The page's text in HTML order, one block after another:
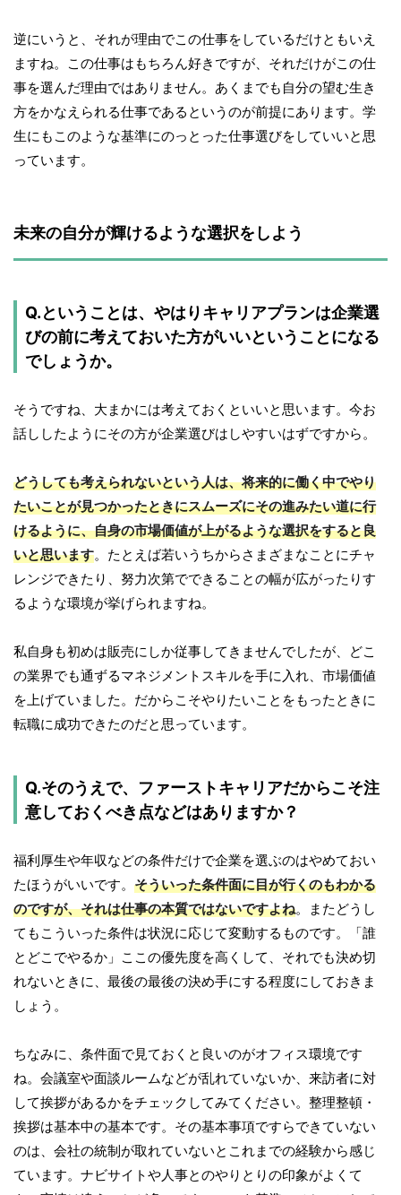
逆にいうと、それが理由でこの仕事をしているだけともいえ
ますね。この仕事はもちろん好きですが、それだけがこの仕
事を選んだ理由ではありません。あくまでも自分の望む生き
方をかなえられる仕事であるというのが前提にあります。学
生にもこのような基準にのっとった仕事選びをしていいと思
っています。
未来の自分が輝けるような選択をしよう
Q.ということは、やはりキャリアプランは企業選
びの前に考えておいた方がいいということになる
でしょうか。
そうですね、大まかには考えておくといいと思います。今お
話ししたようにその方が企業選びはしやすいはずですから。
どうしても考えられないという人は、将来的に働く中でやり
たいことが見つかったときにスムーズにその進みたい道に行
けるように、自身の市場価値が上がるような選択をすると良
いと思います。たとえば若いうちからさまざまなことにチャ
レンジできたり、努力次第でできることの幅が広がったりす
るような環境が挙げられますね。
私自身も初めは販売にしか従事してきませんでしたが、どこ
の業界でも通ずるマネジメントスキルを手に入れ、市場価値
を上げていました。だからこそやりたいことをもったときに
転職に成功できたのだと思っています。
Q.そのうえで、ファーストキャリアだからこそ注
意しておくべき点などはありますか？
福利厚生や年収などの条件だけで企業を選ぶのはやめておい
たほうがいいです。 そういった条件面に目が行くのもわかる
のですが、それは仕事の本質ではないですよね。またどうし
てもこういった条件は状況に応じて変動するものです。「誰
とどこでやるか」ここの優先度を高くして、それでも決め切
れないときに、最後の最後の決め手にする程度にしておきま
しょう。
ちなみに、条件面で見ておくと良いのがオフィス環境です
ね。会議室や面談ルームなどが乱れていないか、来訪者に対
して挨拶があるかをチェックしてみてください。整理整頓・
挨拶は基本中の基本です。その基本事項ですらできていない
のは、会社の統制が取れていないとこれまでの経験から感じ
ています。ナビサイトや人事とのやりとりの印象がよくて